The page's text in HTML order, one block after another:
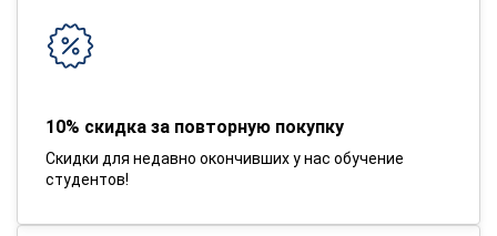
10% скидка за повторную покупку
Скидки для недавно окончивших у нас обучение
студентов!